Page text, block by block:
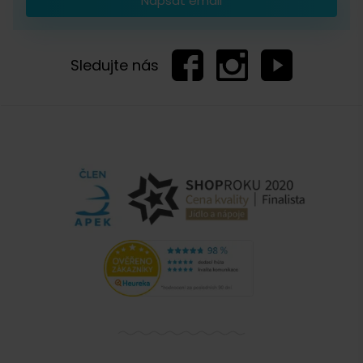
Sledujte nás